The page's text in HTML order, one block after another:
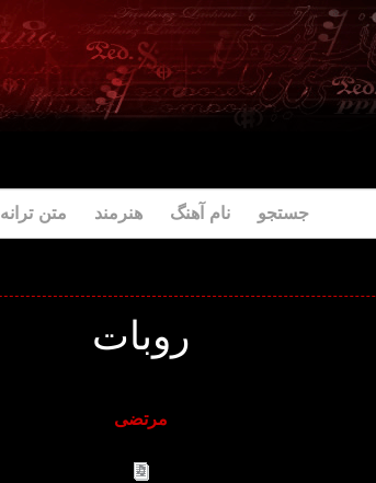
جستجو نام آهنگ هنرمند متن ترانه
روبات
مرتضی